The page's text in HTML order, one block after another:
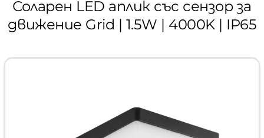
Соларен LED аплик със сензор за
движение Grid | 1.5W | 4000K | IP65